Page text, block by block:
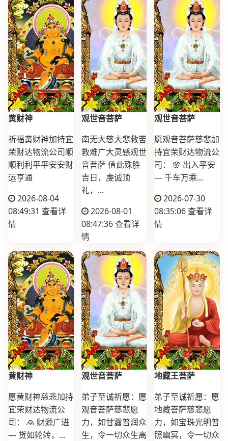
黄财神
祈福黄财神加持宜
荣财达物流公司顺
顺利利平平安安财
运亨通
2026-08-04
08:49:31 查看详
情
观世音菩萨
南无大慈大悲救苦
救难广大灵感观世
音菩萨 值此殊胜
吉日，虔诚顶
礼，...
2026-08-01
08:47:36查看详
情
观世音菩萨
愿观音菩萨慈悲加
持宜荣财达物流公
司： 🌸 出入平安
— 千车万乘...
2026-07-30
08:35:06查看详
情
黄财神
愿黄财神慈悲加持
宜荣财达物流公
司： 🙏 财源广进
— 货如轮转，...
观世音菩萨
弟子至诚祈愿：愿
观音菩萨慈悲愿
力，如甘露普润众
生，令一切众生离
地藏王菩萨
弟子至诚祈愿：愿
地藏菩萨慈悲愿
力，如宝珠光明普
照幽冥，令一切众